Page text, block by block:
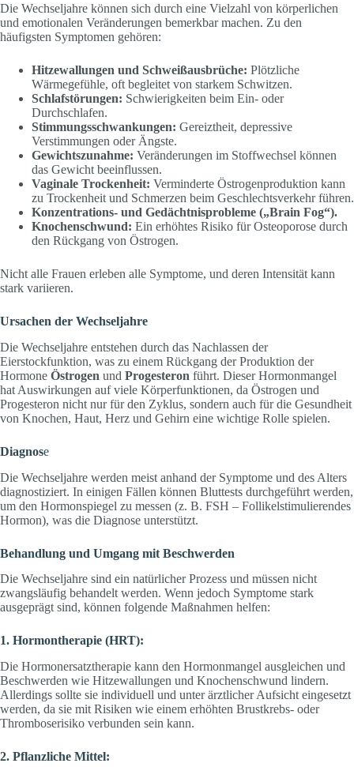
Die Wechseljahre können sich durch eine Vielzahl von körperlichen
und emotionalen Veränderungen bemerkbar machen. Zu den
häufigsten Symptomen gehören:
Hitzewallungen und Schweißausbrüche: Plötzliche
Wärmegefühle, oft begleitet von starkem Schwitzen.
Schlafstörungen: Schwierigkeiten beim Ein- oder
Durchschlafen.
Stimmungsschwankungen: Gereiztheit, depressive
Verstimmungen oder Ängste.
Gewichtszunahme: Veränderungen im Stoffwechsel können
das Gewicht beeinflussen.
Vaginale Trockenheit: Verminderte Östrogenproduktion kann
zu Trockenheit und Schmerzen beim Geschlechtsverkehr führen.
Konzentrations- und Gedächtnisprobleme („Brain Fog“).
Knochenschwund: Ein erhöhtes Risiko für Osteoporose durch
den Rückgang von Östrogen.
Nicht alle Frauen erleben alle Symptome, und deren Intensität kann
stark variieren.
Ursachen der Wechseljahre
Die Wechseljahre entstehen durch das Nachlassen der
Eierstockfunktion, was zu einem Rückgang der Produktion der
Hormone Östrogen und Progesteron führt. Dieser Hormonmangel
hat Auswirkungen auf viele Körperfunktionen, da Östrogen und
Progesteron nicht nur für den Zyklus, sondern auch für die Gesundheit
von Knochen, Haut, Herz und Gehirn eine wichtige Rolle spielen.
Diagnose
Die Wechseljahre werden meist anhand der Symptome und des Alters
diagnostiziert. In einigen Fällen können Bluttests durchgeführt werden,
um den Hormonspiegel zu messen (z. B. FSH – Follikelstimulierendes
Hormon), was die Diagnose unterstützt.
Behandlung und Umgang mit Beschwerden
Die Wechseljahre sind ein natürlicher Prozess und müssen nicht
zwangsläufig behandelt werden. Wenn jedoch Symptome stark
ausgeprägt sind, können folgende Maßnahmen helfen:
1. Hormontherapie (HRT):
Die Hormonersatztherapie kann den Hormonmangel ausgleichen und
Beschwerden wie Hitzewallungen und Knochenschwund lindern.
Allerdings sollte sie individuell und unter ärztlicher Aufsicht eingesetzt
werden, da sie mit Risiken wie einem erhöhten Brustkrebs- oder
Thromboserisiko verbunden sein kann.
2. Pflanzliche Mittel: